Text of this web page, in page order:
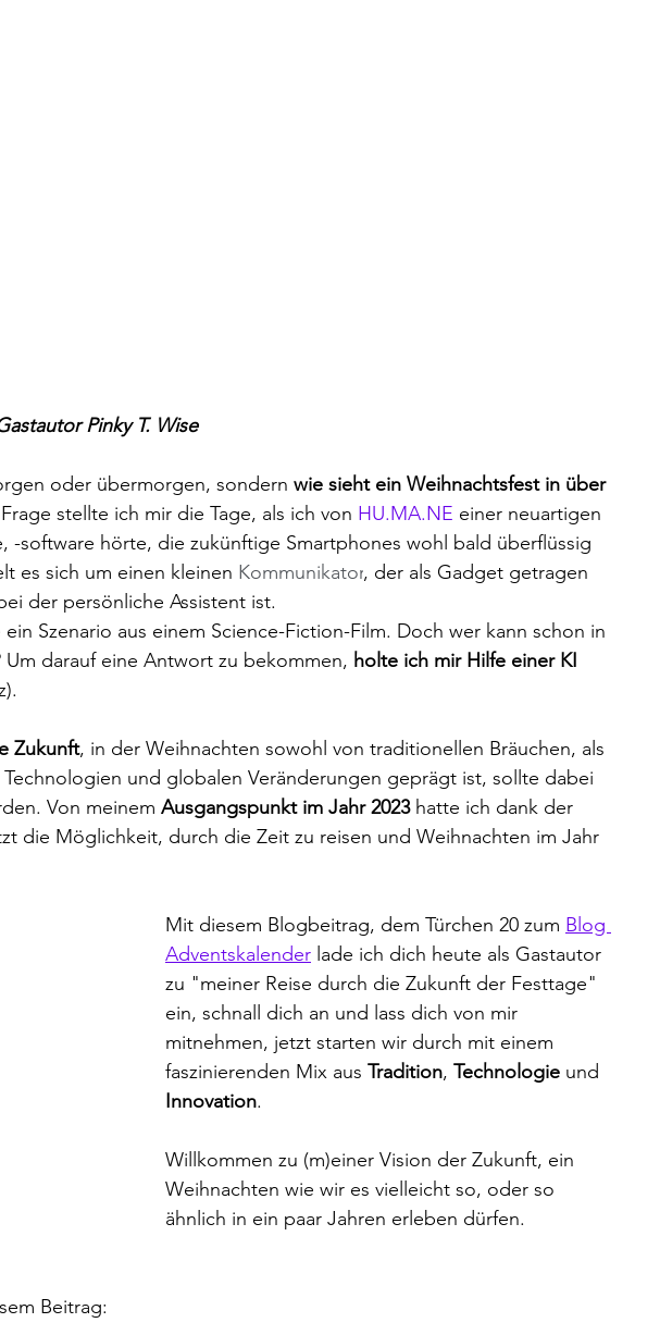
Pinky T. Wise
oder übermorgen, sondern wie sieht ein Weihnachtsfest in über
stellte ich mir die Tage, als ich von HU.MA.NE einer neuartigen
-software hörte, die zukünftige Smartphones wohl bald überflüssig
es sich um einen kleinen Kommunikator, der als Gadget getragen
der persönliche Assistent ist.
Szenario aus einem Science-Fiction-Film. Doch wer kann schon in
Um darauf eine Antwort zu bekommen, holte ich mir Hilfe einer KI
Zukunft, in der Weihnachten sowohl von traditionellen Bräuchen, als
und globalen Veränderungen geprägt ist, sollte dabei
Von meinem Ausgangspunkt im Jahr 2023 hatte ich dank der
die Möglichkeit, durch die Zeit zu reisen und Weihnachten im Jahr
Mit diesem Blogbeitrag, dem Türchen 20 zum Blog
Adventskalender lade ich dich heute als Gastautor
zu "meiner Reise durch die Zukunft der Festtage"
ein, schnall dich an und lass dich von mir
mitnehmen, jetzt starten wir durch mit einem
faszinierenden Mix aus Tradition, Technologie und
Innovation.
Willkommen zu (m)einer Vision der Zukunft, ein
Weihnachten wie wir es vielleicht so, oder so
ähnlich in ein paar Jahren erleben dürfen.
Beitrag: